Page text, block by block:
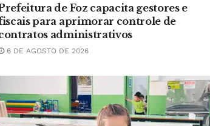
de Foz capacita gestores e
para aprimorar controle de
administrativos
6 DE AGOSTO DE 2026